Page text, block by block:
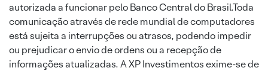
autorizada a funcionar pelo Banco Central do Brasil.Toda
comunicação através de rede mundial de computadores
está sujeita a interrupções ou atrasos, podendo impedir
ou prejudicar o envio de ordens ou a recepção de
informações atualizadas. A XP Investimentos exime-se de